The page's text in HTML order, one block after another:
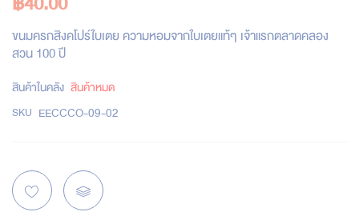
ขนมครกสิงคโปร์ใบเตย ความหอมจากใบเตยแท้ๆ เจ้าแรกตลาดคลอง
สวน 100 ปี
สินค้าในคลัง สินค้าหมด
SKU EECCCO-09-02